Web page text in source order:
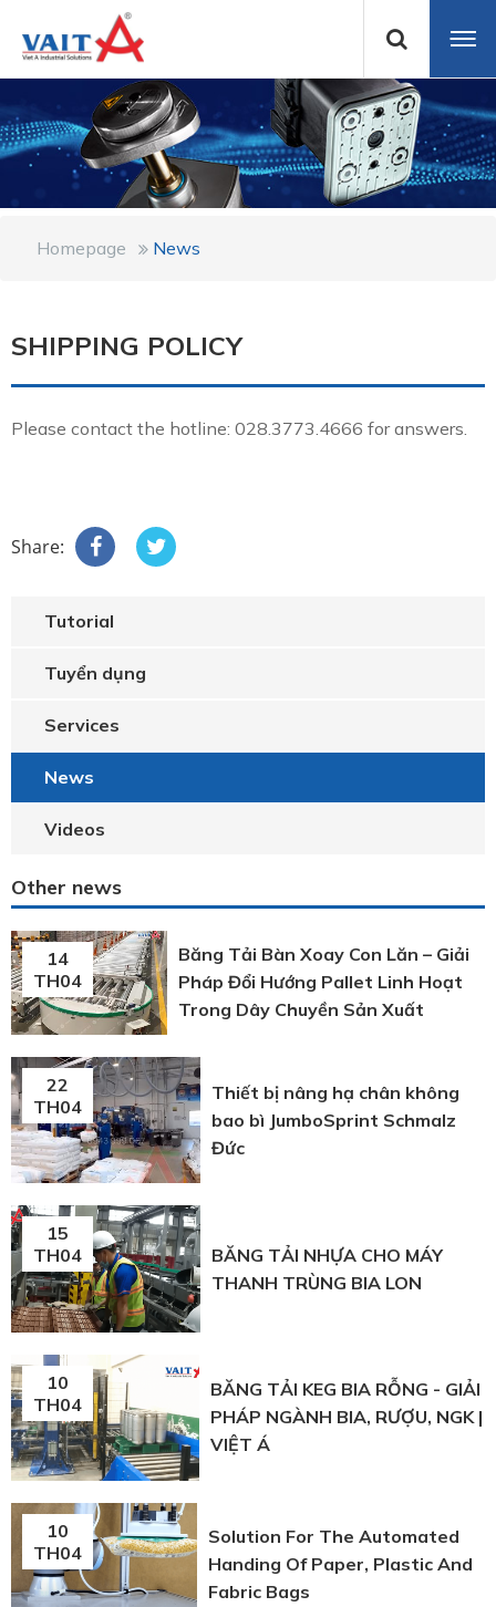
Homepage News
SHIPPING POLICY
Please contact the hotline: 028.3773.4666 for answers.
Share:
Tutorial
Tuyển dụng
Services
News
Videos
Other news
14
TH04
Băng Tải Bàn Xoay Con Lăn – Giải
Pháp Đổi Hướng Pallet Linh Hoạt
Trong Dây Chuyền Sản Xuất
22
TH04
Thiết bị nâng hạ chân không
bao bì JumboSprint Schmalz
Đức
15
TH04
BĂNG TẢI NHỰA CHO MÁY
THANH TRÙNG BIA LON
10
TH04
BĂNG TẢI KEG BIA RỖNG - GIẢI
PHÁP NGÀNH BIA, RƯỢU, NGK |
VIỆT Á
10
TH04
Solution For The Automated
Handing Of Paper, Plastic And
Fabric Bags